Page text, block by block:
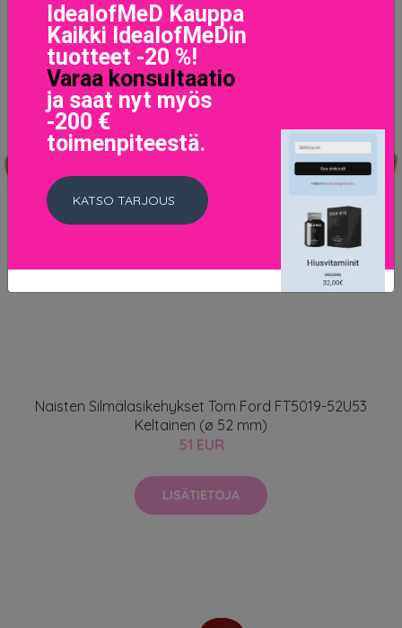
Naisten Silmälasikehykset Tom Ford FT5019-52U53
Keltainen (ø 52 mm)
51 EUR
LISÄTIETOJA
IdealofMeD Kauppa
Kaikki IdealofMeDin
tuotteet -20 %!
Varaa konsultaatio
ja saat nyt myös
-200 €
toimenpiteestä.
KATSO TARJOUS